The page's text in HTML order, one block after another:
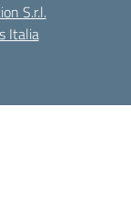
S.r.l.
Italia